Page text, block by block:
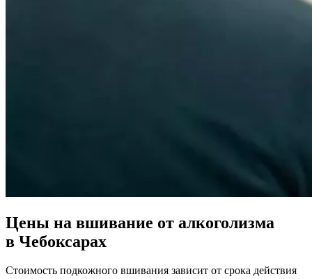
Цены на вшивание от алкоголизма
в Чебоксарах
Стоимость подкожного вшивания зависит от срока действия